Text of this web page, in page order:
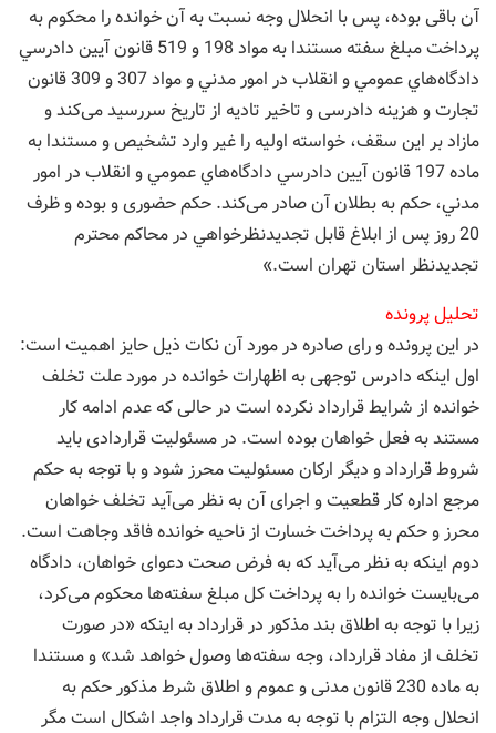
آن باقی بوده، پس با انحلال وجه نسبت به آن خوانده را محکوم به
پرداخت مبلغ سفته مستندا به مواد 198 و 519 قانون آيين دادرسي
دادگاه‌هاي عمومي و انقلاب در امور مدني و مواد 307 و 309 قانون
تجارت و هزینه دادرسی و تاخیر تادیه از تاريخ سررسید می‌کند و
مازاد بر این سقف، خواسته اولیه را غیر وارد تشخیص و مستندا به
ماده 197 قانون آيين دادرسي دادگاه‌هاي عمومي و انقلاب در امور
مدني، حکم به بطلان آن صادر می‌کند. حکم حضوری و بوده و ظرف
20 روز پس از ابلاغ قابل تجدیدنظرخواهي در محاكم محترم
تجديدنظر استان تهران است.»
تحليل پرونده
در این پرونده و رای صادره در مورد آن نکات ذیل حایز اهمیت است:
اول اينكه دادرس توجهی به اظهارات خوانده در مورد علت تخلف
خوانده از شرایط قرارداد نکرده است در حالی که عدم ادامه کار
مستند به فعل خواهان بوده است. در مسئولیت قراردادی باید
شروط قرارداد و دیگر ارکان مسئولیت محرز شود و با توجه به حکم
مرجع اداره کار قطعیت و اجرای آن به نظر می‌آید تخلف خواهان
محرز و حکم به پرداخت خسارت از ناحیه خوانده فاقد وجاهت است.
دوم اينكه به نظر می‌آید كه به فرض صحت دعوای خواهان، دادگاه
می‌بایست خوانده را به پرداخت کل مبلغ سفته‌ها محکوم می‌كرد،
زیرا با توجه به اطلاق بند مذکور در قرارداد به اینکه «در صورت
تخلف از مفاد قرارداد، وجه سفته‌ها وصول خواهد شد» و مستندا
به ماده 230 قانون مدنی و عموم و اطلاق شرط مذکور حکم به
انحلال وجه التزام با توجه به مدت قرارداد واجد اشکال است مگر